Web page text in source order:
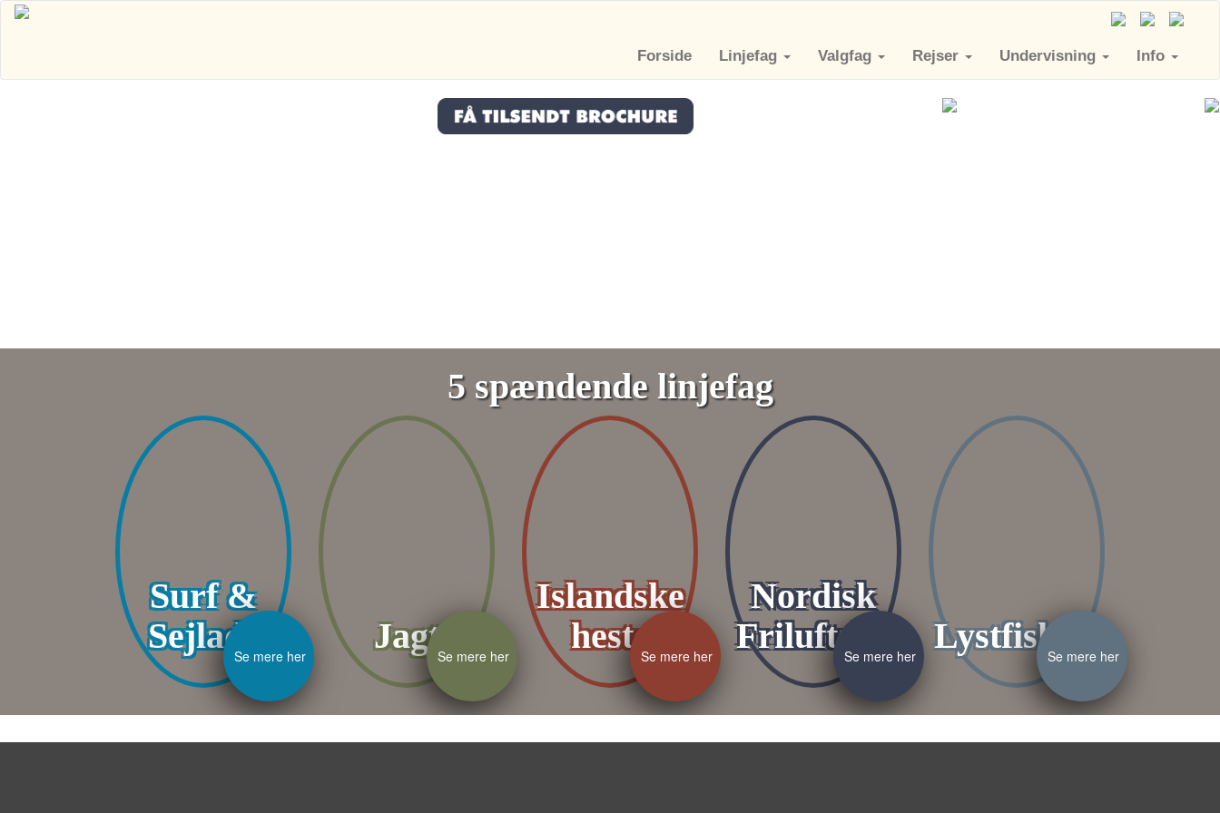
Forside Linjefag Valgfag Rejser Undervisning Info
5 spændende linjefag
Surf &
SejladsSe mere her JagtSe mere her
Islandske
hesteSe mere her
Nordisk
FriluftslivSe mere her LystfiskeriSe mere her